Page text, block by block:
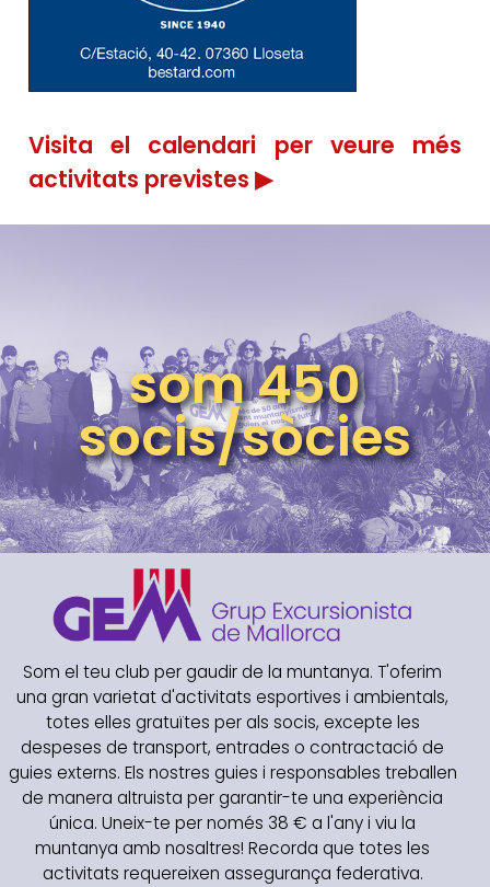
Visita el calendari per veure més
activitats previstes ▶
som 450
socis/sòcies
Som el teu club per gaudir de la muntanya. T'oferim
una gran varietat d'activitats esportives i ambientals,
totes elles gratuïtes per als socis, excepte les
despeses de transport, entrades o contractació de
guies externs. Els nostres guies i responsables treballen
de manera altruista per garantir-te una experiència
única. Uneix-te per només 38 € a l'any i viu la
muntanya amb nosaltres! Recorda que totes les
activitats requereixen assegurança federativa.